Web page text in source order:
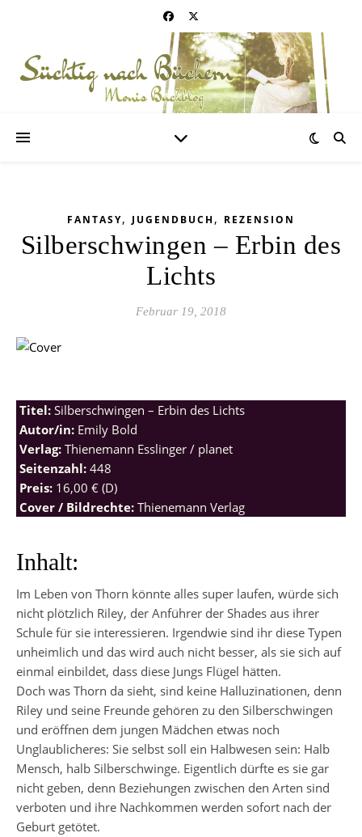
FANTASY, JUGENDBUCH, REZENSION
Silberschwingen – Erbin des
Lichts
Februar 19, 2018
Titel: Silberschwingen – Erbin des Lichts
Autor/in: Emily Bold
Verlag: Thienemann Esslinger / planet
Seitenzahl: 448
Preis: 16,00 € (D)
Cover / Bildrechte: Thienemann Verlag
Inhalt:
Im Leben von Thorn könnte alles super laufen, würde sich
nicht plötzlich Riley, der Anführer der Shades aus ihrer
Schule für sie interessieren. Irgendwie sind ihr diese Typen
unheimlich und das wird auch nicht besser, als sie sich auf
einmal einbildet, dass diese Jungs Flügel hätten.
Doch was Thorn da sieht, sind keine Halluzinationen, denn
Riley und seine Freunde gehören zu den Silberschwingen
und eröffnen dem jungen Mädchen etwas noch
Unglaublicheres: Sie selbst soll ein Halbwesen sein: Halb
Mensch, halb Silberschwinge. Eigentlich dürfte es sie gar
nicht geben, denn Beziehungen zwischen den Arten sind
verboten und ihre Nachkommen werden sofort nach der
Geburt getötet.